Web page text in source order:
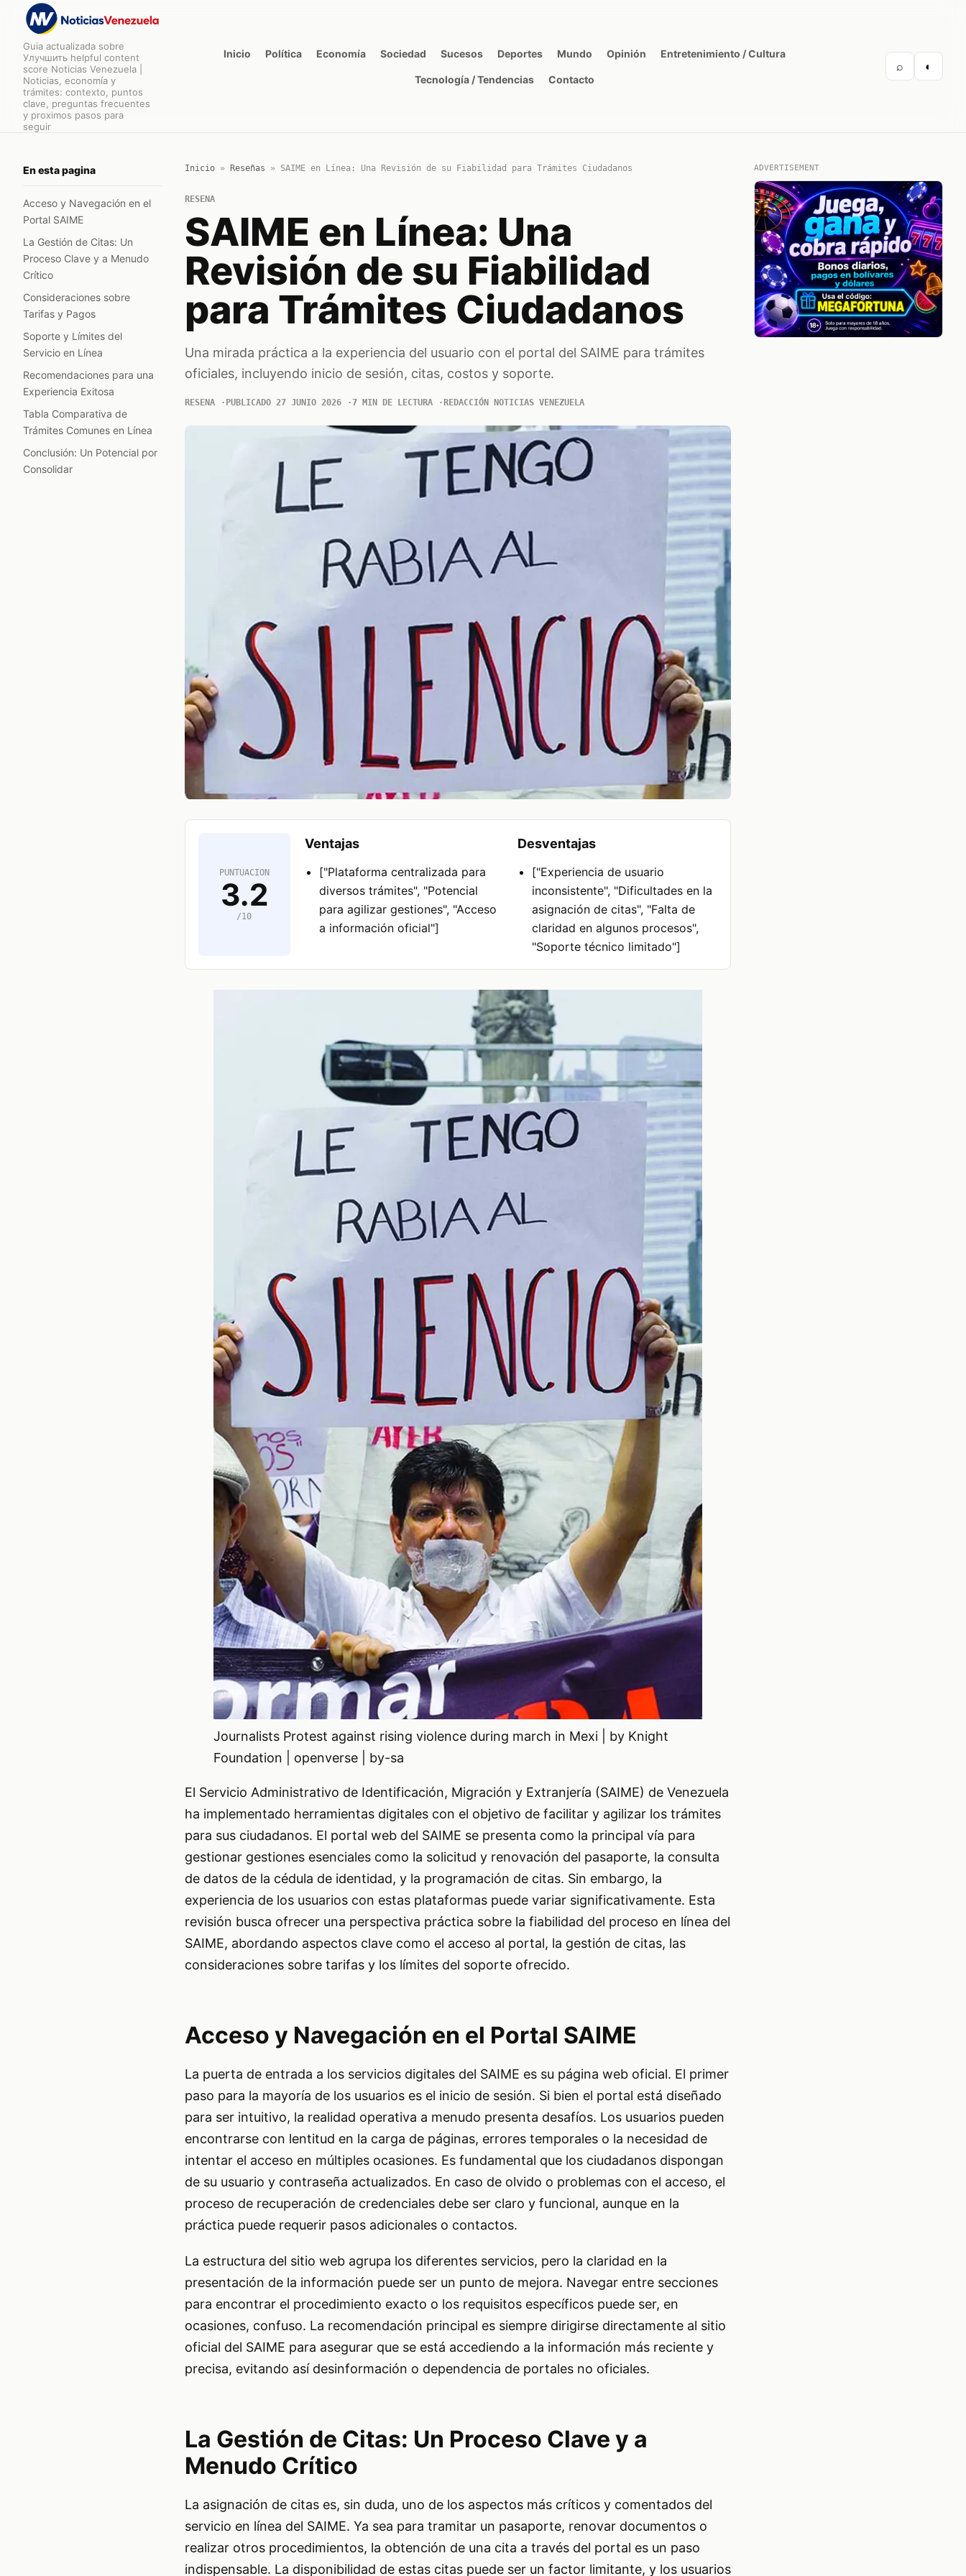
Guia actualizada sobre
Улучшить helpful content
score Noticias Venezuela |
Noticias, economía y
trámites: contexto, puntos
clave, preguntas frecuentes
y proximos pasos para
seguir
Inicio Política Economía Sociedad Sucesos Deportes Mundo Opinión Entretenimiento / Cultura
Tecnología / Tendencias Contacto
⌕ ◐
En esta pagina
Acceso y Navegación en el
Portal SAIME
La Gestión de Citas: Un
Proceso Clave y a Menudo
Crítico
Consideraciones sobre
Tarifas y Pagos
Soporte y Límites del
Servicio en Línea
Recomendaciones para una
Experiencia Exitosa
Tabla Comparativa de
Trámites Comunes en Línea
Conclusión: Un Potencial por
Consolidar
Inicio» Reseñas » SAIME en Línea: Una Revisión de su Fiabilidad para Trámites Ciudadanos
RESENA
SAIME en Línea: Una
Revisión de su Fiabilidad
para Trámites Ciudadanos
Una mirada práctica a la experiencia del usuario con el portal del SAIME para trámites
oficiales, incluyendo inicio de sesión, citas, costos y soporte.
RESENA PUBLICADO 27 JUNIO 2026 7 MIN DE LECTURA REDACCIÓN NOTICIAS VENEZUELA
PUNTUACION
3.2
/10
Ventajas
["Plataforma centralizada para
diversos trámites", "Potencial
para agilizar gestiones", "Acceso
a información oficial"]
Desventajas
["Experiencia de usuario
inconsistente", "Dificultades en la
asignación de citas", "Falta de
claridad en algunos procesos",
"Soporte técnico limitado"]
Journalists Protest against rising violence during march in Mexi | by Knight
Foundation | openverse | by-sa
El Servicio Administrativo de Identificación, Migración y Extranjería (SAIME) de Venezuela
ha implementado herramientas digitales con el objetivo de facilitar y agilizar los trámites
para sus ciudadanos. El portal web del SAIME se presenta como la principal vía para
gestionar gestiones esenciales como la solicitud y renovación del pasaporte, la consulta
de datos de la cédula de identidad, y la programación de citas. Sin embargo, la
experiencia de los usuarios con estas plataformas puede variar significativamente. Esta
revisión busca ofrecer una perspectiva práctica sobre la fiabilidad del proceso en línea del
SAIME, abordando aspectos clave como el acceso al portal, la gestión de citas, las
consideraciones sobre tarifas y los límites del soporte ofrecido.
Acceso y Navegación en el Portal SAIME
La puerta de entrada a los servicios digitales del SAIME es su página web oficial. El primer
paso para la mayoría de los usuarios es el inicio de sesión. Si bien el portal está diseñado
para ser intuitivo, la realidad operativa a menudo presenta desafíos. Los usuarios pueden
encontrarse con lentitud en la carga de páginas, errores temporales o la necesidad de
intentar el acceso en múltiples ocasiones. Es fundamental que los ciudadanos dispongan
de su usuario y contraseña actualizados. En caso de olvido o problemas con el acceso, el
proceso de recuperación de credenciales debe ser claro y funcional, aunque en la
práctica puede requerir pasos adicionales o contactos.
La estructura del sitio web agrupa los diferentes servicios, pero la claridad en la
presentación de la información puede ser un punto de mejora. Navegar entre secciones
para encontrar el procedimiento exacto o los requisitos específicos puede ser, en
ocasiones, confuso. La recomendación principal es siempre dirigirse directamente al sitio
oficial del SAIME para asegurar que se está accediendo a la información más reciente y
precisa, evitando así desinformación o dependencia de portales no oficiales.
La Gestión de Citas: Un Proceso Clave y a
Menudo Crítico
La asignación de citas es, sin duda, uno de los aspectos más críticos y comentados del
servicio en línea del SAIME. Ya sea para tramitar un pasaporte, renovar documentos o
realizar otros procedimientos, la obtención de una cita a través del portal es un paso
indispensable. La disponibilidad de estas citas puede ser un factor limitante, y los usuarios
ADVERTISEMENT